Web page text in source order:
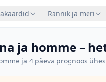
Rannik ja meri
ja homme –
ja 4 päeva prognoos